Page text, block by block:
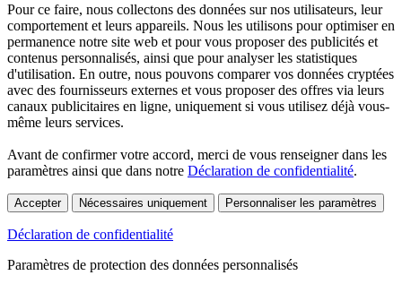
Pour ce faire, nous collectons des données sur nos utilisateurs, leur
comportement et leurs appareils. Nous les utilisons pour optimiser en
permanence notre site web et pour vous proposer des publicités et
contenus personnalisés, ainsi que pour analyser les statistiques
d'utilisation. En outre, nous pouvons comparer vos données cryptées
avec des fournisseurs externes et vous proposer des offres via leurs
canaux publicitaires en ligne, uniquement si vous utilisez déjà vous-
même leurs services.
Avant de confirmer votre accord, merci de vous renseigner dans les
paramètres ainsi que dans notre Déclaration de confidentialité.
Accepter Nécessaires uniquement Personnaliser les paramètres
Déclaration de confidentialité
Paramètres de protection des données personnalisés